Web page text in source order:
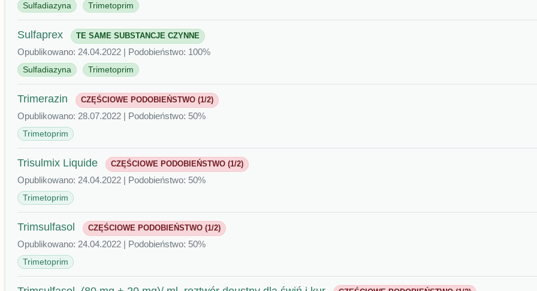
Sulfadiazyna Trimetoprim
Sulfaprex TE SAME SUBSTANCJE CZYNNE
Opublikowano: 24.04.2022 | Podobieństwo: 100%
Sulfadiazyna Trimetoprim
Trimerazin CZĘŚCIOWE PODOBIEŃSTWO (1/2)
Opublikowano: 28.07.2022 | Podobieństwo: 50%
Trimetoprim
Trisulmix Liquide CZĘŚCIOWE PODOBIEŃSTWO (1/2)
Opublikowano: 24.04.2022 | Podobieństwo: 50%
Trimetoprim
Trimsulfasol CZĘŚCIOWE PODOBIEŃSTWO (1/2)
Opublikowano: 24.04.2022 | Podobieństwo: 50%
Trimetoprim